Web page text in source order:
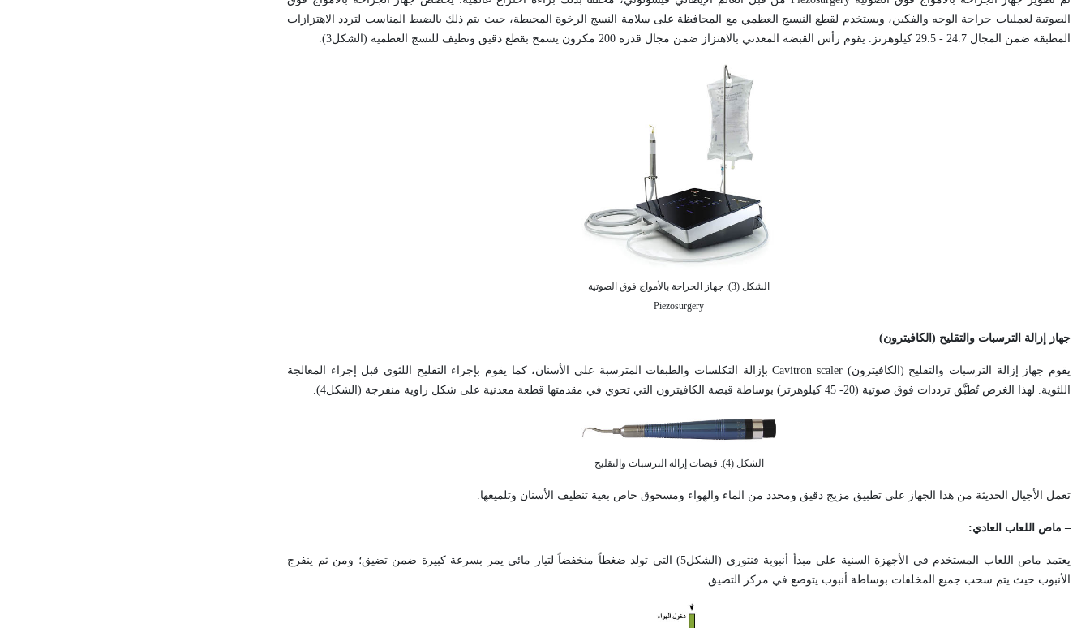
الصوتية لعمليات جراحة الوجه والفكين، ويستخدم لقطع النسيج العظمي مع المحافظة على سلامة النسج الرخوة المحيطة، حيث يتم ذلك بالضبط المناسب لتردد الاهتزازات
المطبقة ضمن المجال 24.7 - 29.5 كيلوهرتز. يقوم رأس القبضة المعدني بالاهتزاز ضمن مجال قدره 200 مكرون يسمح بقطع دقيق ونظيف للنسج العظمية (الشكل3).
الشكل (3): جهاز الجراحة بالأمواج فوق الصوتية
Piezosurgery
جهاز إزالة الترسبات والتقليح (الكافيترون)
يقوم جهاز إزالة الترسبات والتقليح (الكافيترون) Cavitron scalerبإزالة التكلسات والطبقات المترسبة على الأسنان، كما يقوم بإجراء التقليح اللثوي قبل إجراء المعالجة
اللثوية. لهذا الغرض تُطبَّق ترددات فوق صوتية (20- 45 كيلوهرتز) بوساطة قبضة الكافيترون التي تحوي في مقدمتها قطعة معدنية على شكل زاوية منفرجة (الشكل4).
الشكل (4): قبضات إزالة الترسبات والتقليح
تعمل الأجيال الحديثة من هذا الجهاز على تطبيق مزيج دقيق ومحدد من الماء والهواء ومسحوق خاص بغية تنظيف الأسنان وتلميعها.
– ماص اللعاب العادي:
يعتمد ماص اللعاب المستخدم في الأجهزة السنية على مبدأ أنبوبة فنتوري (الشكل5) التي تولد ضغطاً منخفضاً لتيار مائي يمر بسرعة كبيرة ضمن تضيق؛ ومن ثم ينفرج
الأنبوب حيث يتم سحب جميع المخلفات بوساطة أنبوب يتوضع في مركز التضيق.